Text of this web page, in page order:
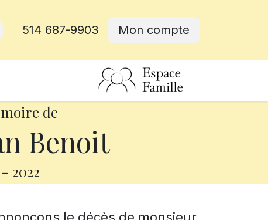
514 687-9903 Mon compte
de
Benoit
- 2022